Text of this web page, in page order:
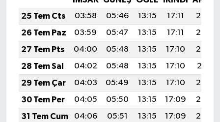
25 Tem Cts
03:58 05:46 13:15 17:11
20:34
26 Tem Paz
03:59 05:47 13:15 17:11
20:33
27 Tem Pts
04:00 05:48 13:15 17:10
20:32
28 Tem Sal
04:02 05:48 13:15 17:10
20:31
29 Tem Çar
04:03 05:49 13:15 17:10
20:30
30 Tem Per
04:05 05:50 13:15 17:09
20:29
31 Tem Cum
04:06 05:51 13:15 17:09
20:28